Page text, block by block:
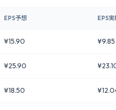
EPS予想 EPS実
¥15.90 ¥9.85
¥25.90
¥18.50